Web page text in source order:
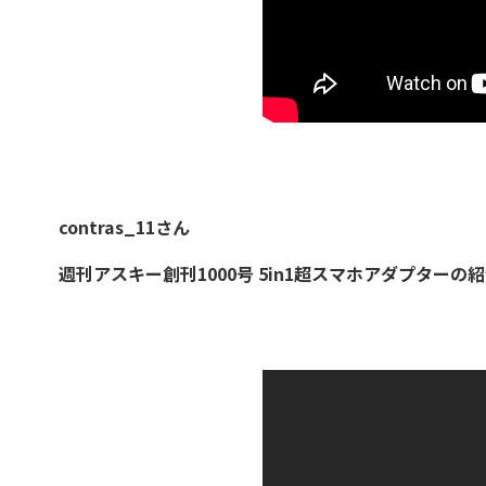
contras_11さん
週刊アスキー創刊1000号 5in1超スマホアダプターの